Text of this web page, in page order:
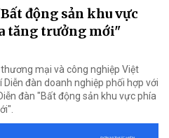
động sản khu vực
tăng trưởng mới"
mại và công nghiệp Việt
Diễn đàn doanh nghiệp phối hợp với
đàn "Bất động sản khu vực phía